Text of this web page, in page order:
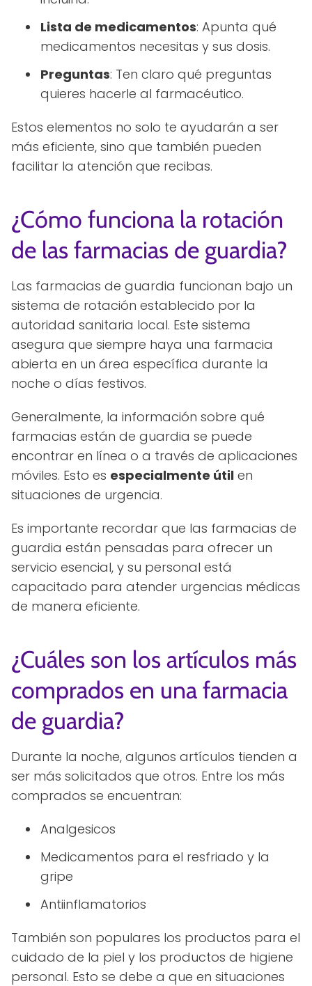
Lista de medicamentos: Apunta qué
medicamentos necesitas y sus dosis.
Preguntas: Ten claro qué preguntas
quieres hacerle al farmacéutico.
Estos elementos no solo te ayudarán a ser
más eficiente, sino que también pueden
facilitar la atención que recibas.
¿Cómo funciona la rotación
de las farmacias de guardia?
Las farmacias de guardia funcionan bajo un
sistema de rotación establecido por la
autoridad sanitaria local. Este sistema
asegura que siempre haya una farmacia
abierta en un área específica durante la
noche o días festivos.
Generalmente, la información sobre qué
farmacias están de guardia se puede
encontrar en línea o a través de aplicaciones
móviles. Esto es especialmente útil en
situaciones de urgencia.
Es importante recordar que las farmacias de
guardia están pensadas para ofrecer un
servicio esencial, y su personal está
capacitado para atender urgencias médicas
de manera eficiente.
¿Cuáles son los artículos más
comprados en una farmacia
de guardia?
Durante la noche, algunos artículos tienden a
ser más solicitados que otros. Entre los más
comprados se encuentran:
Analgesicos
Medicamentos para el resfriado y la
gripe
Antiinflamatorios
También son populares los productos para el
cuidado de la piel y los productos de higiene
personal. Esto se debe a que en situaciones